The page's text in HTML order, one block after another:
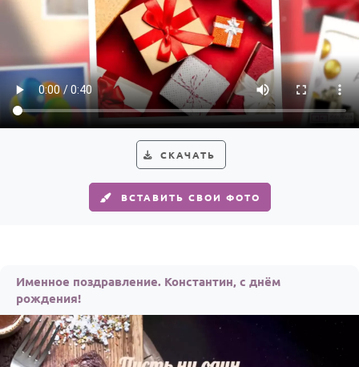
СКАЧАТЬ
ВСТАВИТЬ СВОИ ФОТО
Именное поздравление. Константин, с днём
рождения!